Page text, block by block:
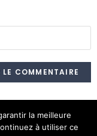
la meilleure
à utiliser ce